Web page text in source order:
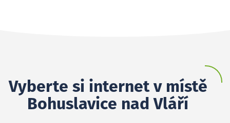
Vyberte si internet v místě
Bohuslavice nad Vláří